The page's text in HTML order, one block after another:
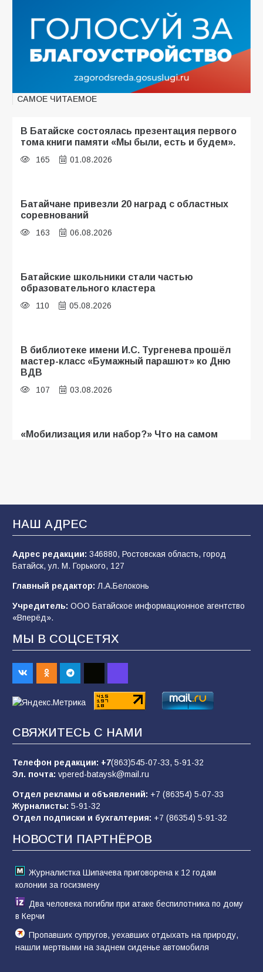
САМОЕ ЧИТАЕМОЕ
В Батайске состоялась презентация первого
тома книги памяти «Мы были, есть и будем».
165 01.08.2026
Батайчане привезли 20 наград с областных
соревнований
163 06.08.2026
Батайские школьники стали частью
образовательного кластера
110 05.08.2026
В библиотеке имени И.С. Тургенева прошёл
мастер-класс «Бумажный парашют» ко Дню
ВДВ
107 03.08.2026
«Мобилизация или набор?» Что на самом
В Батайске продолжаются дорожные работы
101 04.08.2026
после выборов: в Госдуме дали ответ
98 06.08.2026
«Слухами Москву не возьмёшь»: почему
заявления Киева о мобилизации — это
отчаяние, а не разведка
02.08.2026
Морской квест в детском саду: как
воспитанники спасали Нептуна
74 01.08.2026
В детском саду № 35 дети освоили
строительные профессии в ходе
спортивного праздника
66 07.08.2026
НАШ АДРЕС
Адрес редакции: 346880, Ростовская область, город
Батайск, ул. М. Горького, 127
Главный редактор: Л.А.Белоконь
Учредитель: ООО Батайское информационное агентство
«Вперёд».
МЫ В СОЦСЕТЯХ
СВЯЖИТЕСЬ С НАМИ
Телефон редакции: +7(863)545-07-33, 5-91-32
Эл. почта: vpered-bataysk@mail.ru
Отдел рекламы и объявлений: +7 (86354) 5-07-33
Журналисты: 5-91-32
Отдел подписки и бухгалтерия: +7 (86354) 5-91-32
НОВОСТИ ПАРТНЁРОВ
Журналистка Шипачева приговорена к 12 годам
колонии за госизмену
Два человека погибли при атаке беспилотника по дому
в Керчи
Пропавших супругов, уехавших отдыхать на природу,
нашли мертвыми на заднем сиденье автомобиля